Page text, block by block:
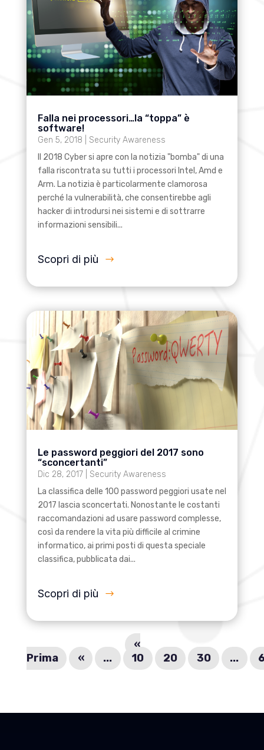
Falla nei processori…la “toppa” è
software!
Gen 5, 2018
Security Awareness
Il 2018 Cyber si apre con la notizia "bomba" di una
falla riscontrata su tutti i processori Intel, Amd e
Arm. La notizia è particolarmente clamorosa
perché la vulnerabilità, che consentirebbe agli
hacker di introdursi nei sistemi e di sottrarre
informazioni sensibili...
Scopri di più
Le password peggiori del 2017 sono
“sconcertanti”
Dic 28, 2017| Security Awareness
La classifica delle 100 password peggiori usate nel
2017 lascia sconcertati. Nonostante le costanti
raccomandazioni ad usare password complesse,
così da rendere la vita più difficile al crimine
informatico, ai primi posti di questa speciale
classifica, pubblicata dai...
Scopri di più
«
Prima
« ... 10 20 30 ...